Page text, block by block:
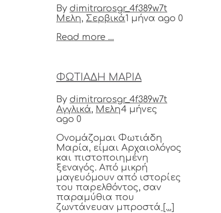
By dimitrarosgr_4f389w7t
Μελη, Σερβικά1 μήνα ago 0
Read more ...
ΦΩΤΙΑΔΗ ΜΑΡΙΑ
By dimitrarosgr_4f389w7t
Αγγλικά, Μελη4 μήνες
ago 0
Ονομάζομαι Φωτιάδη
Μαρία, είμαι Αρχαιολόγος
και πιστοποιημένη
ξεναγός. Από μικρή
μαγευόμουν από ιστορίες
του παρελθόντος, σαν
παραμύθια που
ζωντάνευαν μπροστά [...]